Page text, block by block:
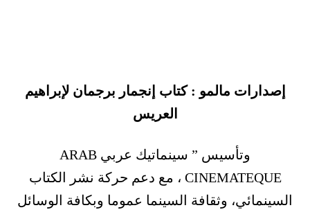
إصدارات مالمو : كتاب إنجمار برجمان لإبراهيم
العريس
وتأسيس ” سينماتيك عربي ARAB
CINEMATEQUE ، مع دعم حركة نشر الكتاب
السينمائي، وثقافة السينما عموما وبكافة الوسائل